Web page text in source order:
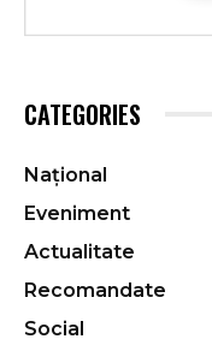
CATEGORIES
Național
Eveniment
Actualitate
Recomandate
Social